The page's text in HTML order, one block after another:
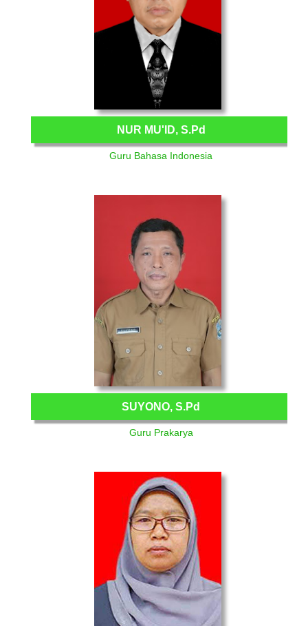
NUR MU'ID, S.Pd
Guru Bahasa Indonesia
SUYONO, S.Pd
Guru Prakarya